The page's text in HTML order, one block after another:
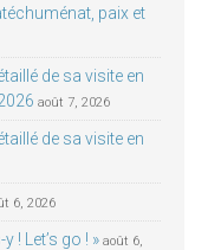
paix et
de sa visite en
août 7, 2026
de sa visite en
6, 2026
! Let’s go ! » août 6,